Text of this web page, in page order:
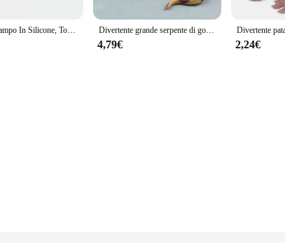
Serpente Stampo In Silicone, Torta, Caramella, Argilla, Animale, Gioielli, Biscotti, resina, serpente del fondente argilla polimerica flxible glassa muffa del cioccolato Divertente grande serpente di gomma realistico scherzo modello di alta simulazione moda giocattoli ingannevoli di Halloween
4,79€ 2,24€